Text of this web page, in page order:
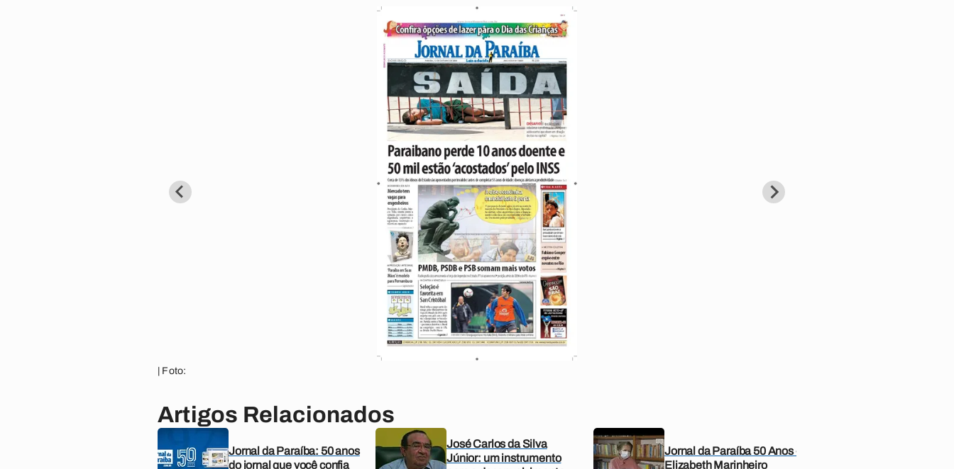
| Foto:
Artigos Relacionados
Jornal da Paraíba: 50 anos
do jornal que você confia
José Carlos da Silva
Júnior: um instrumento
Jornal da Paraíba 50 Anos -
Elizabeth Marinheiro